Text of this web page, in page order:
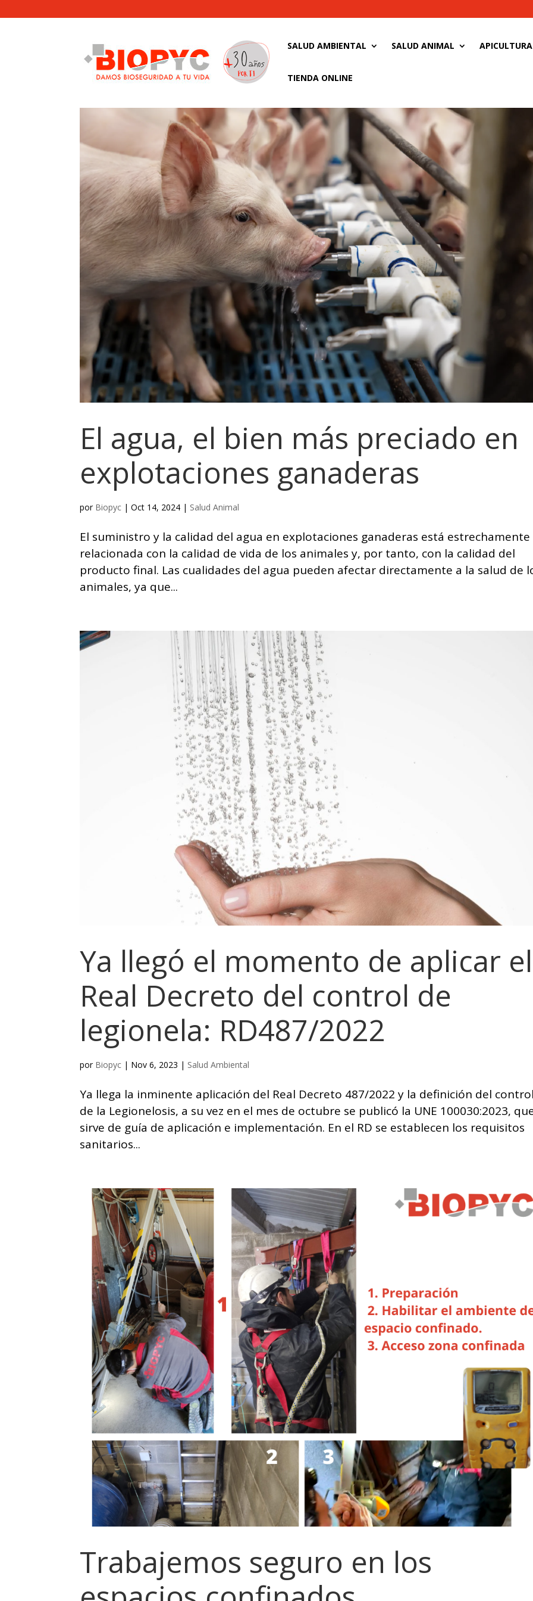
SALUD AMBIENTAL SALUD ANIMAL APICULTURA
TIENDA ONLINE
El agua, el bien más preciado en
explotaciones ganaderas
por Biopyc |Oct 14, 2024 | Salud Animal
El suministro y la calidad del agua en explotaciones ganaderas está estrechamente
relacionada con la calidad de vida de los animales y, por tanto, con la calidad del
producto final. Las cualidades del agua pueden afectar directamente a la salud de
animales, ya que...
Ya llegó el momento de aplicar el
Real Decreto del control de
legionela: RD487/2022
por Biopyc | Nov 6, 2023 | Salud Ambiental
Ya llega la inminente aplicación del Real Decreto 487/2022 y la definición del
de la Legionelosis, a su vez en el mes de octubre se publicó la UNE 100030:2023,
sirve de guía de aplicación e implementación. En el RD se establecen los requisitos
sanitarios...
Trabajemos seguro en los